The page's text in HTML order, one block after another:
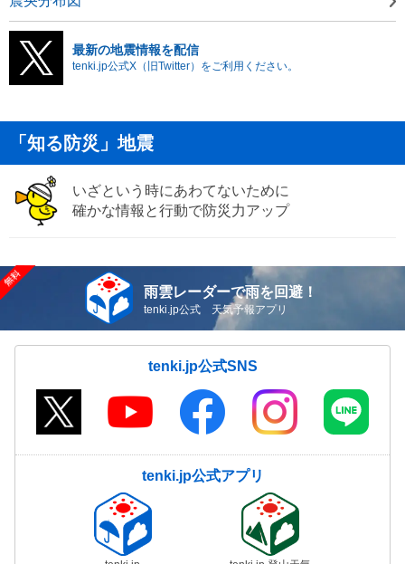
最新の地震情報を配信
tenki.jp公式X（旧Twitter）をご利用ください。
「知る防災」地震
いざという時にあわてないために
確かな情報と行動で防災力アップ
雨雲レーダーで雨を回避！
tenki.jp公式 天気予報アプリ
tenki.jp公式SNS
tenki.jp公式アプリ